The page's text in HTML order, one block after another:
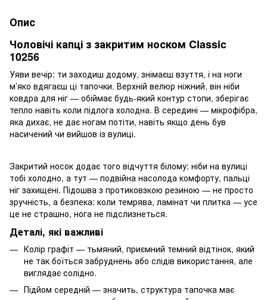
Опис
Чоловічі капці з закритим носком Classic
10256
Уяви вечір: ти заходиш додому, знімаєш взуття, і на ноги
м’яко вдягаєш ці тапочки. Верхній велюр ніжний, він ніби
ковдра для ніг — обіймає будь-який контур стопи, зберігає
тепло навіть коли підлога холодна. В середині — мікрофібра,
яка дихає, не дає ногам потіти, навіть якщо день був
насичений чи вийшов із вулиці.
Закритий носок додає того відчуття білому: ніби на вулиці
тобі холодно, а тут — подвійна насолода комфорту, пальці
ніг захищені. Підошва з протиковзкою резиною — не просто
зручність, а безпека: коли темрява, ламінат чи плитка — усе
це не страшно, нога не підслизнеться.
Деталі, які важливі
Колір графіт — тьмяний, приємний темний відтінок, який
не так боїться забруднень або слідів використання, але
виглядає солідно.
Підйом середній — значить, структура тапочка має